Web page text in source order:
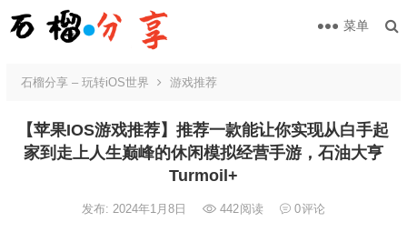
菜单
石榴分享 – 玩转iOS世界 游戏推荐
【苹果IOS游戏推荐】推荐一款能让你实现从白手起
家到走上人生巅峰的休闲模拟经营手游，石油大亨
Turmoil+
发布: 2024年1月8日 442阅读 0评论